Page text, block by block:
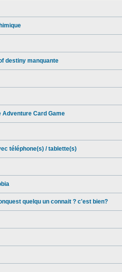
destiny manquante
Adventure Card Game
téléphone(s) / tablette(s)
quelqu un connait ? c'est bien?